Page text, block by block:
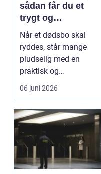
sådan får du et
trygt og
respektfuldt forløb
Når et dødsbo skal
ryddes, står mange
pludselig med en
praktisk og
følelsesmæssig
opgave på én gang....
06 juni 2026